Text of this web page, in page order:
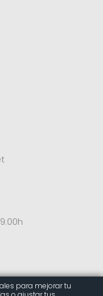
para mejorar tu